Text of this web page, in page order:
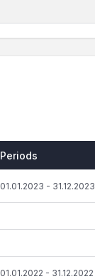
Periods
01.01.2023 - 31.12.2023
01.01.2022 - 31.12.2022